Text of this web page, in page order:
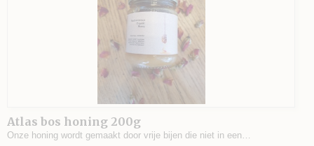
Atlas bos honing 200g
Onze honing wordt gemaakt door vrije bijen die niet in een…